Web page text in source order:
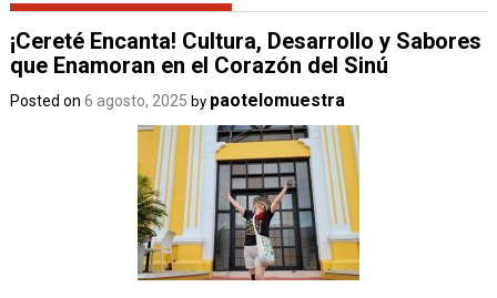
¡Cereté Encanta! Cultura, Desarrollo y Sabores
que Enamoran en el Corazón del Sinú
Posted on6 agosto, 2025 by paotelomuestra